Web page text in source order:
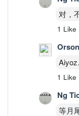
对，
1 Like
1 Like
Ng
等月